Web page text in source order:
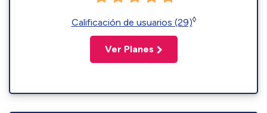
Calificación de usuarios (29)◊
Ver Planes